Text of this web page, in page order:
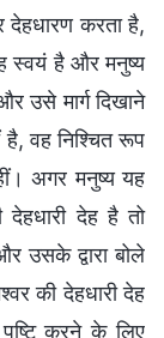
देहधारण करता है,
स्वयं है और मनुष्य
उसे मार्ग दिखाने
है, वह निश्चित रूप
अगर मनुष्य यह
देह है तो
उसके द्वारा बोले
की देहधारी देह
करने के लिए